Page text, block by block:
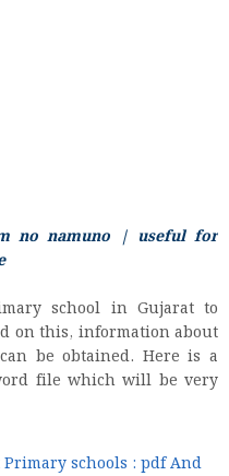
no namuno | useful for
school in Gujarat to
on this, information about
be obtained. Here is a
file which will be very
schools : pdf And